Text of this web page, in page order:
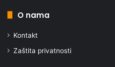
O nama
Kontakt
Zaštita privatnosti